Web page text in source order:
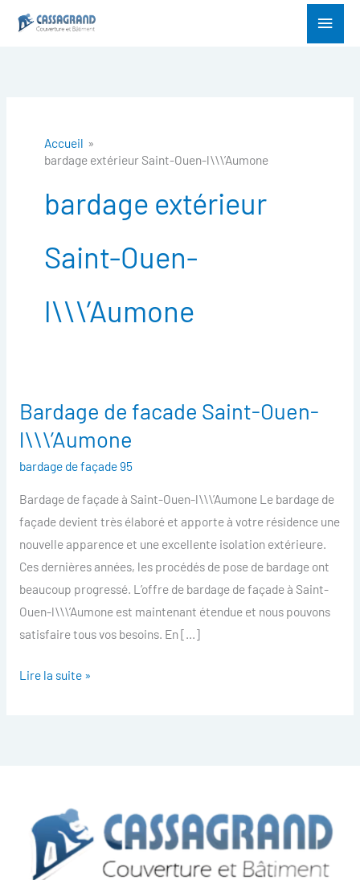
Menu
Accueil
bardage extérieur Saint-Ouen-l\\\’Aumone
bardage extérieur
Saint-Ouen-
l\\\’Aumone
Bardage de facade Saint-Ouen-
l\\\’Aumone
bardage de façade 95
Bardage de façade à Saint-Ouen-l\\\’Aumone Le bardage de
façade devient très élaboré et apporte à votre résidence une
nouvelle apparence et une excellente isolation extérieure.
Ces dernières années, les procédés de pose de bardage ont
beaucoup progressé. L’offre de bardage de façade à Saint-
Ouen-l\\\’Aumone est maintenant étendue et nous pouvons
satisfaire tous vos besoins. En […]
Bardage
de
facade
Saint-
Ouen-
l\\\’Aumone
Lire la suite »